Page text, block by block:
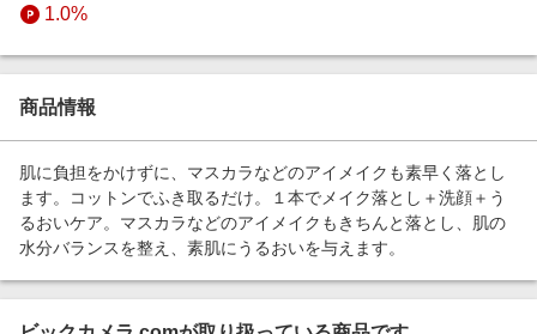
インテリア・寝具
ペット・花・DIY・車
金融・マネー・保険
デジタルコンテンツ
ビジネス・その他サービス
お中元特集2026
わくわく夏特集
とことん買い物チャレンジ
Apple公式サイト×楽天カード分割払い
Qoo10メガポ
1.0%
商品情報
肌に負担をかけずに、マスカラなどのアイメイクも素早く落とし
ます。コットンでふき取るだけ。１本でメイク落とし＋洗顔＋う
るおいケア。マスカラなどのアイメイクもきちんと落とし、肌の
水分バランスを整え、素肌にうるおいを与えます。